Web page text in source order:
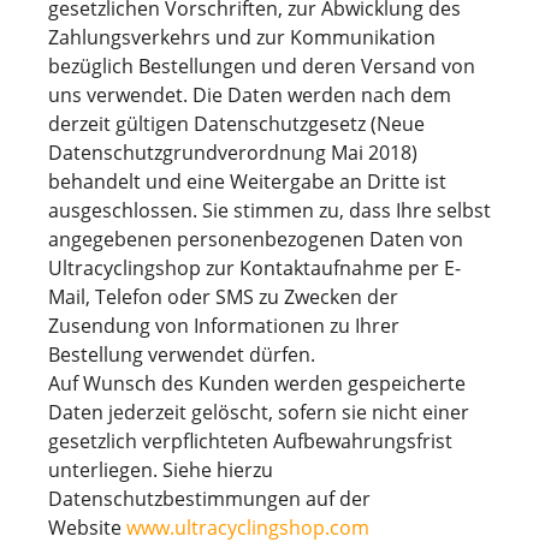
gesetzlichen Vorschriften, zur Abwicklung des
Zahlungsverkehrs und zur Kommunikation
bezüglich Bestellungen und deren Versand von
uns verwendet. Die Daten werden nach dem
derzeit gültigen Datenschutzgesetz (Neue
Datenschutzgrundverordnung Mai 2018)
behandelt und eine Weitergabe an Dritte ist
ausgeschlossen. Sie stimmen zu, dass Ihre selbst
angegebenen personenbezogenen Daten von
Ultracyclingshop zur Kontaktaufnahme per E-
Mail, Telefon oder SMS zu Zwecken der
Zusendung von Informationen zu Ihrer
Bestellung verwendet dürfen.
Auf Wunsch des Kunden werden gespeicherte
Daten jederzeit gelöscht, sofern sie nicht einer
gesetzlich verpflichteten Aufbewahrungsfrist
unterliegen. Siehe hierzu
Datenschutzbestimmungen auf der
Websitewww.ultracyclingshop.com